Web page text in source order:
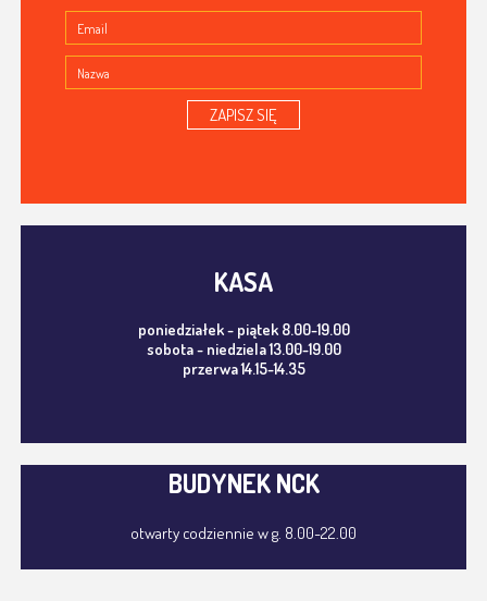
ZAPISZ SIĘ
KASA
poniedziałek - piątek 8.00-19.00
sobota - niedziela 13.00-19.00
przerwa 14.15-14.35
BUDYNEK NCK
otwarty codziennie w g. 8.00-22.00